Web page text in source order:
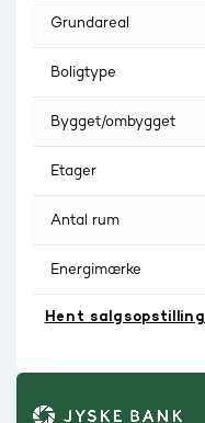
Grundareal
Boligtype
Bygget/ombygget
Etager
Antal rum
Energimærke
Hent salgsopstilling